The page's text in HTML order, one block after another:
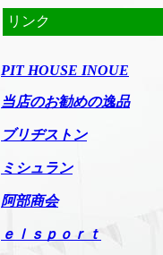
リンク
PIT HOUSE INOUE
当店のお勧めの逸品
ブリヂストン
ミシュラン
阿部商会
ｅｌｓｐｏｒｔ